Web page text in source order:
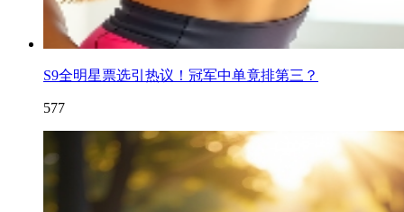
S9全明星票选引热议！冠军中单竟排第三？
577